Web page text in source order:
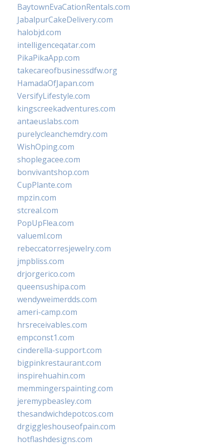
BaytownEvaCationRentals.com
JabalpurCakeDelivery.com
halobjd.com
intelligenceqatar.com
PikaPikaApp.com
takecareofbusinessdfw.org
HamadaOfJapan.com
VersifyLifestyle.com
kingscreekadventures.com
antaeuslabs.com
purelycleanchemdry.com
WishOping.com
shoplegacee.com
bonvivantshop.com
CupPlante.com
mpzin.com
stcreal.com
PopUpFlea.com
valueml.com
rebeccatorresjewelry.com
jmpbliss.com
drjorgerico.com
queensushipa.com
wendyweimerdds.com
ameri-camp.com
hrsreceivables.com
empconst1.com
cinderella-support.com
bigpinkrestaurant.com
inspirehuahin.com
memmingerspainting.com
jeremypbeasley.com
thesandwichdepotcos.com
drgiggleshouseofpain.com
hotflashdesigns.com